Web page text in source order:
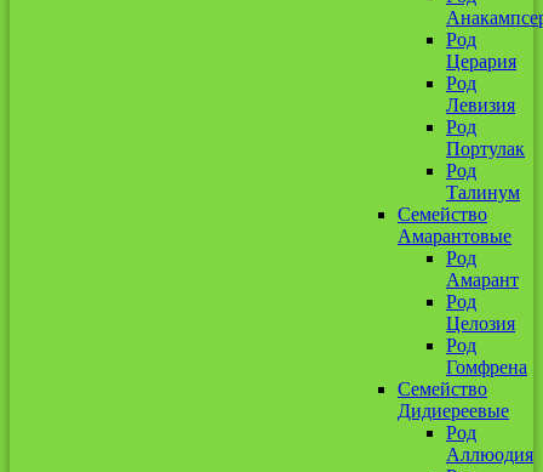
Род
Церария
Род
Левизия
Род
Портулак
Род
Талинум
Семейство
Амарантовые
Род
Амарант
Род
Целозия
Род
Гомфрена
Семейство
Дидиереевые
Род
Аллюодия